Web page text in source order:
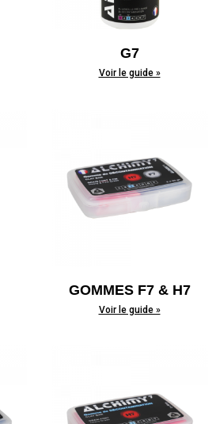
G7
Voir le guide »
GOMMES F7 & H7
Voir le guide »